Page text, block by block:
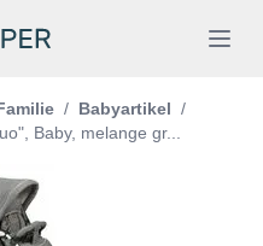
/ Babyartikel /
Baby, melange gr...